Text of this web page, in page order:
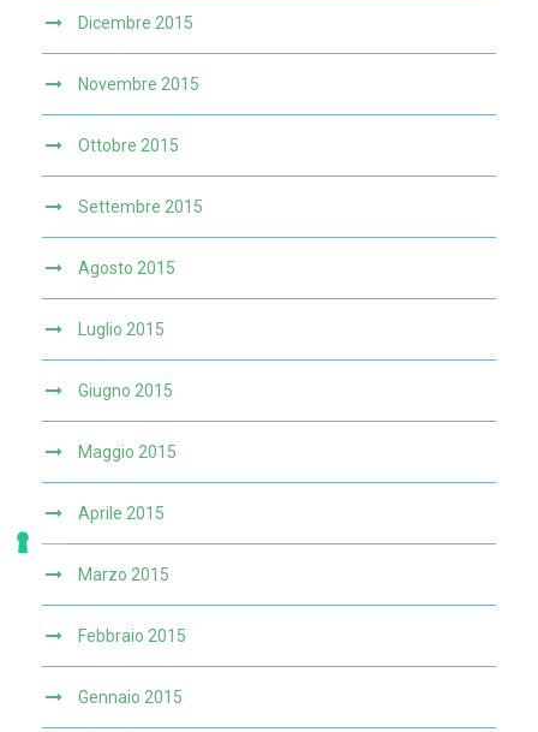
Dicembre 2015
Novembre 2015
Ottobre 2015
Settembre 2015
Agosto 2015
Luglio 2015
Giugno 2015
Maggio 2015
Aprile 2015
Marzo 2015
Febbraio 2015
Gennaio 2015